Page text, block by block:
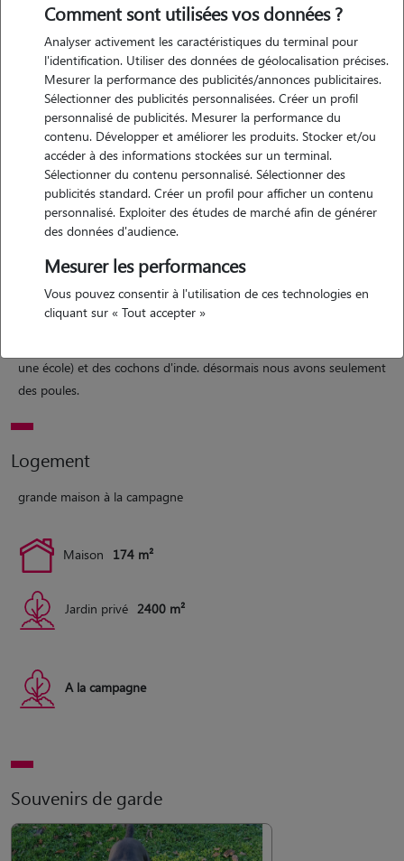
Motivation
nous aimons la compagnie des animaux et nous souhaitons
également que nos enfants s'habituent aux responsabilités liées aux
animaux. nous avons de l'espace ( un grand terrain clôturé) et des
sentiers de promenade à proximité.
Expérience
nous avons déjà eu des chiens (labradors) pendant une dizaine
une école) et des cochons d'inde. désormais nous avons seulement
des poules.
Logement
grande maison à la campagne
Maison 174 m²
Jardin privé 2400 m²
A la campagne
Souvenirs de garde
Comment sont utilisées vos données ?
Analyser activement les caractéristiques du terminal pour
l'identification. Utiliser des données de géolocalisation précises.
Mesurer la performance des publicités/annonces publicitaires.
Sélectionner des publicités personnalisées. Créer un profil
personnalisé de publicités. Mesurer la performance du
contenu. Développer et améliorer les produits. Stocker et/ou
accéder à des informations stockées sur un terminal.
Sélectionner du contenu personnalisé. Sélectionner des
publicités standard. Créer un profil pour afficher un contenu
personnalisé. Exploiter des études de marché afin de générer
des données d'audience.
Mesurer les performances
Vous pouvez consentir à l'utilisation de ces technologies en
cliquant sur « Tout accepter »